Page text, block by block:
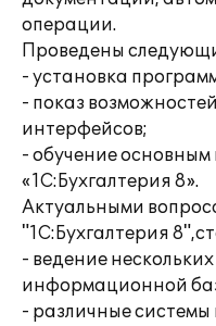
операции.
Проведены
- установка
- показ
интерфейсов;
- обучение
«1С:Бухгалтерия 8».
Актуальными
"1С:Бухгалтерия
- ведение
информационной
- различные